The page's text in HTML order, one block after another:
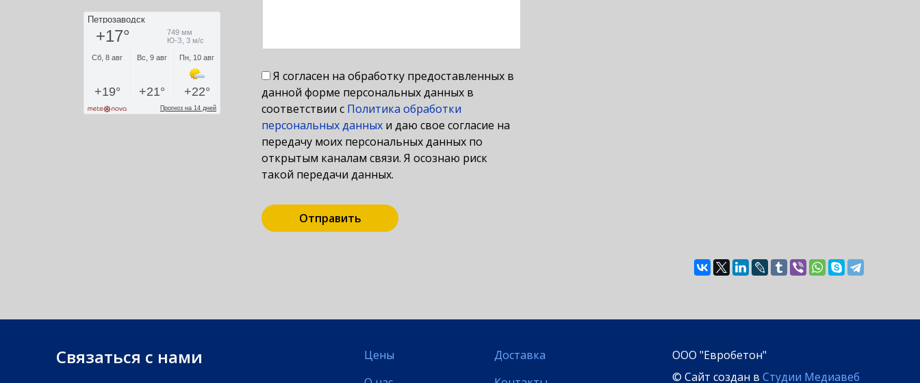
Я согласен на обработку предоставленных в
данной форме персональных данных в
соответствии с Политика обработки
персональных данных и даю свое согласие на
передачу моих персональных данных по
открытым каналам связи. Я осознаю риск
такой передачи данных.
Отправить
Связаться с нами Цены
Доставка
ООО "Евробетон"
© Сайт создан в Студии Медиавеб